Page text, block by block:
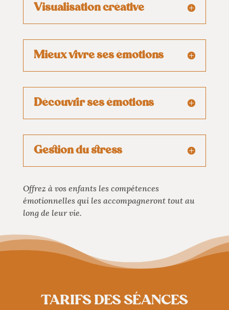
Visualisation créative
Mieux vivre ses émotions
Découvrir ses émotions
Gestion du stress
Offrez à vos enfants les compétences
émotionnelles qui les accompagneront tout au
long de leur vie.
TARIFS DES SÉANCES